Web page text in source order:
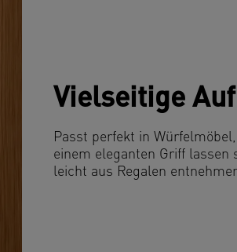
Vielseitige
Passt perfekt in
einem eleganten Griff lassen
leicht aus Regalen